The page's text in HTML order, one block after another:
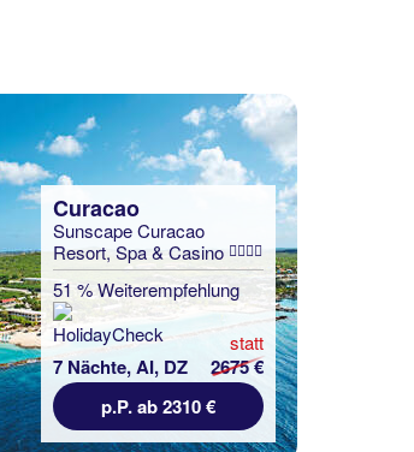
Curacao
Sunscape Curacao
Resort, Spa & Casino
51 % Weiterempfehlung
7 Nächte, AI, DZ
statt
2675 €
p.P. ab 2310 €